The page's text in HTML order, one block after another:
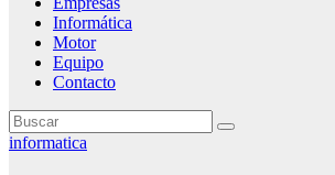
Informática
Motor
Equipo
Contacto
informatica